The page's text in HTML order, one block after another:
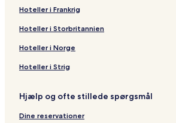
Hoteller i Frankrig
Hoteller i Storbritannien
Hoteller i Norge
Hoteller i Strig
Hjælp og ofte stillede spørgsmål
Dine reservationer